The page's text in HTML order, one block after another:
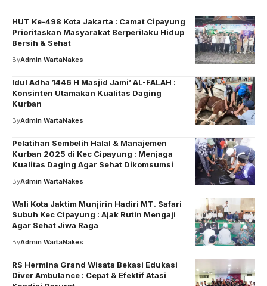
HUT Ke-498 Kota Jakarta : Camat Cipayung
Prioritaskan Masyarakat Berperilaku Hidup
Bersih & Sehat
ByAdmin WartaNakes
Idul Adha 1446 H Masjid Jami’ AL-FALAH :
Konsinten Utamakan Kualitas Daging
Kurban
ByAdmin WartaNakes
Pelatihan Sembelih Halal & Manajemen
Kurban 2025 di Kec Cipayung : Menjaga
Kualitas Daging Agar Sehat Dikomsumsi
ByAdmin WartaNakes
Wali Kota Jaktim Munjirin Hadiri MT. Safari
Subuh Kec Cipayung : Ajak Rutin Mengaji
Agar Sehat Jiwa Raga
ByAdmin WartaNakes
RS Hermina Grand Wisata Bekasi Edukasi
Diver Ambulance : Cepat & Efektif Atasi